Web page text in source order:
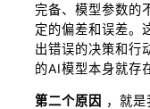
完备、模型参数的
定的偏差和误差。
出错误的决策和行
的AI模型本身就存
第二个原因 ，就